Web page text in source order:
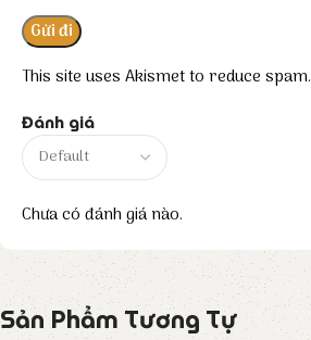
Đánh giá
Chưa có đánh giá nào.
This site uses Akismet to reduce spam.
Sản Phẩm Tương Tự